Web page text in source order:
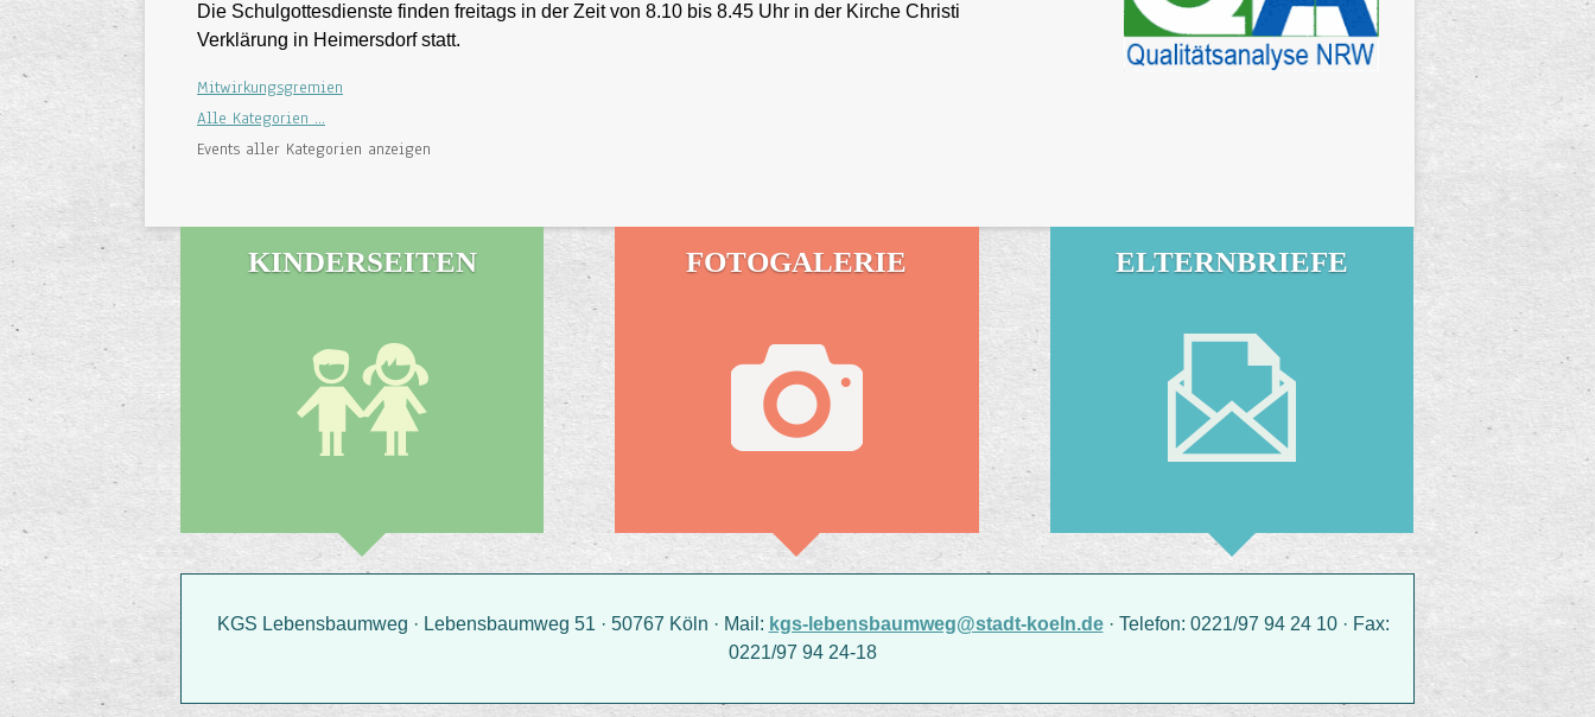
Die Schulgottesdienste finden freitags in der Zeit von 8.10 bis 8.45 Uhr in der Kirche Christi
Verklärung in Heimersdorf statt.
Mitwirkungsgremien
Alle Kategorien ...
Events aller Kategorien anzeigen
KINDERSEITEN FOTOGALERIE ELTERNBRIEFE
KGS Lebensbaumweg · Lebensbaumweg 51 · 50767 Köln · Mail: kgs-lebensbaumweg@stadt-koeln.de· Telefon: 0221/97 94 24 10 · Fax:
0221/97 94 24-18